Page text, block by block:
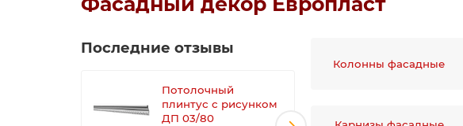
Последние отзывы
Потолочный
плинтус с рисунком
ДП 03/80
Колонны фасадные